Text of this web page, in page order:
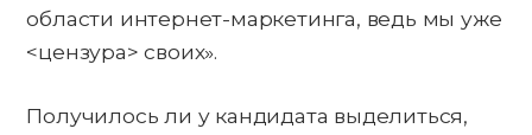
области интернет-маркетинга, ведь мы уже
<цензура> своих».
Получилось ли у кандидата выделиться,